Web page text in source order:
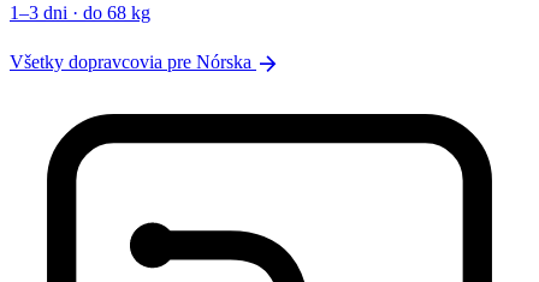
1–3 dni · do 68 kg
Všetky dopravcovia pre Nórska arrow_forward